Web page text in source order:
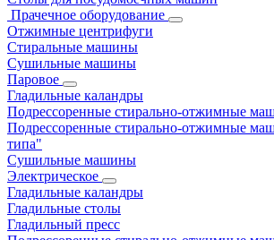
Прачечное оборудование
Отжимные центрифуги
Стиральные машины
Сушильные машины
Паровое
Гладильные каландры
Подрессоренные стирально-отжимные
Подрессоренные стирально-отжимные
типа"
Сушильные машины
Электрическое
Гладильные каландры
Гладильные столы
Гладильный пресс